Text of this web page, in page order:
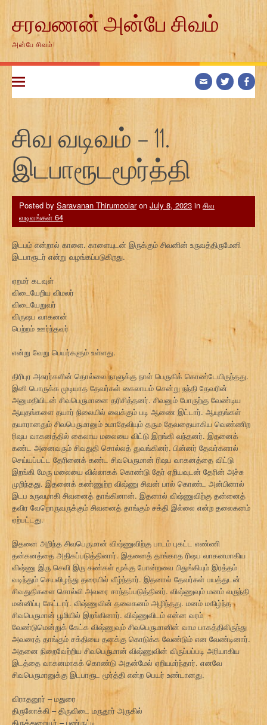
contentசரவணன் அன்பே சிவம்
அன்பே சிவம்!
சிவ வடிவம் – 11.
இடபாரூடமூர்த்தி
Posted by Saravanan Thirumoolaron July 8, 2023 in சிவ
வடிவங்கள் 64
இடபம் என்றால் காளை. காளையுடன் இருக்கும் சிவனின் உருவத்திருமேனி
இடபாரூடர் என்று வழங்கப்படுகிறது.
ஏறமர் கடவுள்
விடையேறிய விமலர்
விடையேறுவர்
விருஷப வாகனன்
பெற்றம் ஊர்ந்தவர்
என்று வேறு பெயர்களும் உள்ளது.
திரிபுர அசுரர்களின் தொல்லை நாளுக்கு நாள் பெருகிக் கொண்டேயிருந்தது.
இனி பொருக்க முடியாத தேவர்கள் கைலாயம் சென்று நந்தி தேவரின்
அனுமதியிடன் சிவபெருமானை தரிசித்தனர். சிவனும் போருற்கு வேண்டிய
ஆயுதங்களை தயார் நிலையில் வைக்கும் படி ஆணை இட்டார். ஆயுதங்கள்
தயாரானதும் சிவபெருமானும் உமாதேவியும் தரும தேவதையாகிய வெண்ணிற
ரிஷப வாகனத்தில் கைலாய மலையை விட்டு இறங்கி வந்தனர். இதனைக்
கண்ட அனைவரும் சிவதுதி சொல்லத் துவங்கினர். பின்னர் தேவர்களால்
செய்யப்பட்ட தேரினைக் கண்ட சிவபெருமான் ரிஷப வாகனத்தை விட்டு
இறங்கி மேரு மலையை வில்லாகக் கொண்டு தேர் ஏறியவுடன் தேரின் அச்சு
முறிந்தது. இதனைக் கண்ணுற்ற விஷ்ணு சிவன் பால் கொண்ட அன்பினால்
இடப உருவமாகி சிவனைத் தாங்கினான். இதனால் விஷ்ணுவிற்கு தன்னைத்
தவிர வேறொருவருக்கும் சிவனைத் தாங்கும் சக்தி இல்லை என்ற தலைகனம்
ஏற்பட்டது.
இதனை அறிந்த சிவபெருமான் விஷ்ணுவிற்கு பாடம் புகட்ட எண்ணி
தன்கனத்தை அதிகப்படுத்தினார். இதனைத் தாங்காத ரிஷப வாகனமாகிய
விஷ்ணு இரு செவி இரு கண்கள் மூக்கு போன்றவை பிதுங்கியும் இரத்தம்
வடிந்தும் செயலிழந்து தரையில் வீழ்ந்தார். இதனால் தேவர்கள் பயத்துடன்
சிவதுதிகளை சொல்லி அவரை சாந்தப்படுத்தினர். விஷ்ணுவும் மனம் வருந்தி
மன்னிப்பு கேட்டார். விஷ்ணுவின் தலைகனம் அழிந்தது. மனம் மகிழ்ந்த
சிவபெருமான் பூமியில் இறங்கினார். விஷ்ணுவிடம் என்ன வரம்
வேண்டுமென்றுக் கேட்க விஷ்ணுவும் சிவபெருமானின் வாம பாகத்திலிருந்து
அவரைத் தாங்கும் சக்தியை தனக்கு கொடுக்க வேண்டும் என வேண்டினார்.
அதனை நிறைவேற்றிய சிவபெருமான் விஷ்ணுவின் விருப்பப்படி அரியாகிய
இடத்தை வாகனமாகக் கொண்டு அதன்மேல் ஏறியமர்ந்தார். எனவே
சிவபெருமானுக்கு இடபாரூட மூர்த்தி என்ற பெயர் உண்டானது.
விராதனூர் – மதுரை
திருலோக்கி – திருவிடை மருதூர் அருகில்
திருத்துறையூர் – பண்ருட்டி